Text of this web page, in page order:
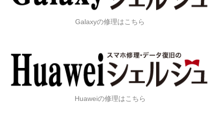
Galaxyの修理はこちら
Huaweiの修理はこちら